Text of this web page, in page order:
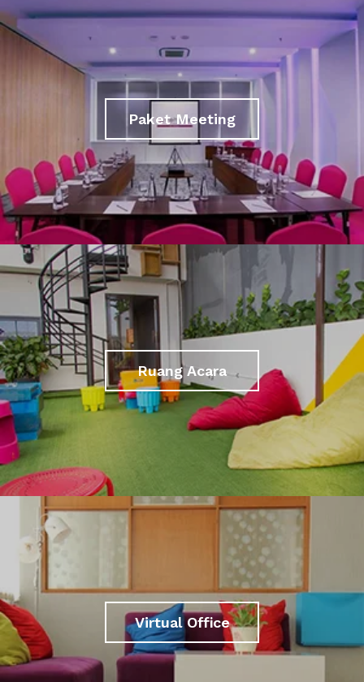
Paket Meeting
Ruang Acara
Virtual Office